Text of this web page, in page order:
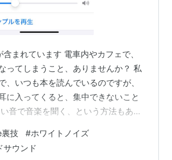
まれています 電車内やカフェで、
ってしまうこと、ありませんか？ 私
、いつも本を読んでいるのですが、
に入ってくると、集中できないこと
音で音楽を聞く、という方法もあり
見つけました。 iphoneの「バックグ
機能です。 集中力やリラックス効果
裏技 #ホワイトノイズ
サウンド